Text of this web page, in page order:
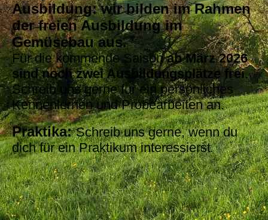
Ausbildung: wir bilden im Rahmen
der freien Ausbildung im
Gemüsebau aus.
Für die kommende Saisonab März 2026
sind noch zwei Ausbildungsplätze frei.
Schreib uns gerne für ein persönliches
Kennenlernen und Probearbeiten an.
Praktika: Schreib uns gerne, wenn du
dich für ein Praktikum interessierst.